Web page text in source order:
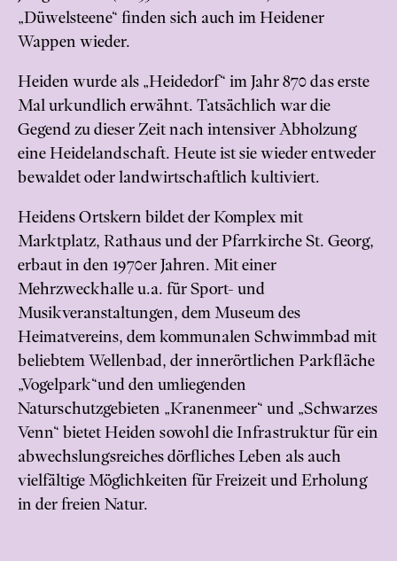
„Düwelsteene“ finden sich auch im Heidener
Wappen wieder.
Heiden wurde als „Heidedorf“ im Jahr 870 das erste
Mal urkundlich erwähnt. Tatsächlich war die
Gegend zu dieser Zeit nach intensiver Abholzung
eine Heidelandschaft. Heute ist sie wieder entweder
bewaldet oder landwirtschaftlich kultiviert.
Heidens Ortskern bildet der Komplex mit
Marktplatz, Rathaus und der Pfarrkirche St. Georg,
erbaut in den 1970er Jahren. Mit einer
Mehrzweckhalle u.a. für Sport- und
Musikveranstaltungen, dem Museum des
Heimatvereins, dem kommunalen Schwimmbad mit
beliebtem Wellenbad, der innerörtlichen Parkfläche
„Vogelpark“und den umliegenden
Naturschutzgebieten „Kranenmeer“ und „Schwarzes
Venn“ bietet Heiden sowohl die Infrastruktur für ein
abwechslungsreiches dörfliches Leben als auch
vielfältige Möglichkeiten für Freizeit und Erholung
in der freien Natur.